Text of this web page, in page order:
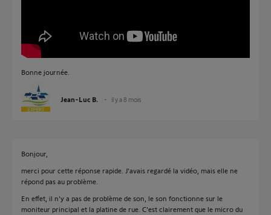
Bonne journée.
Jean-Luc B. il y a 8 mois
Bonjour,
merci pour cette réponse rapide. J'avais regardé la vidéo, mais elle ne
répond pas au problème.
En effet, il n'y a pas de problème de son, le son fonctionne sur le
moniteur principal et la platine de rue. C'est clairement que le micro du